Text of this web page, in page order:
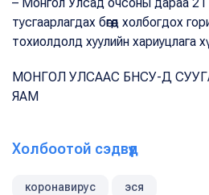
тусгаарлагдах бөгөөд холбогдох
тохиолдолд хуулийн хариуцлага
МОНГОЛ УЛСААС БНСУ-Д
ЯАМ
Холбоотой сэдвүүд
коронавирус эся